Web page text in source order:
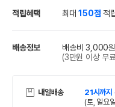
적립혜택 최대150점 적
배송정보 배송비 3,000원
(3만원 이상 무
내일배송 21시까지
(토, 일요